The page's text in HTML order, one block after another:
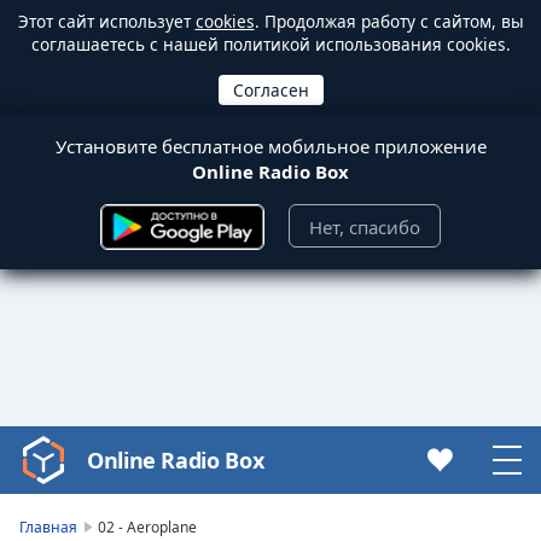
Этот сайт используетcookies. Продолжая работу с сайтом, вы
соглашаетесь с нашей политикой использования cookies.
Установите бесплатное мобильное приложение
Online Radio Box
Нет, спасибо
Video
Player
Online Radio Box
Главная 02 - Aeroplane